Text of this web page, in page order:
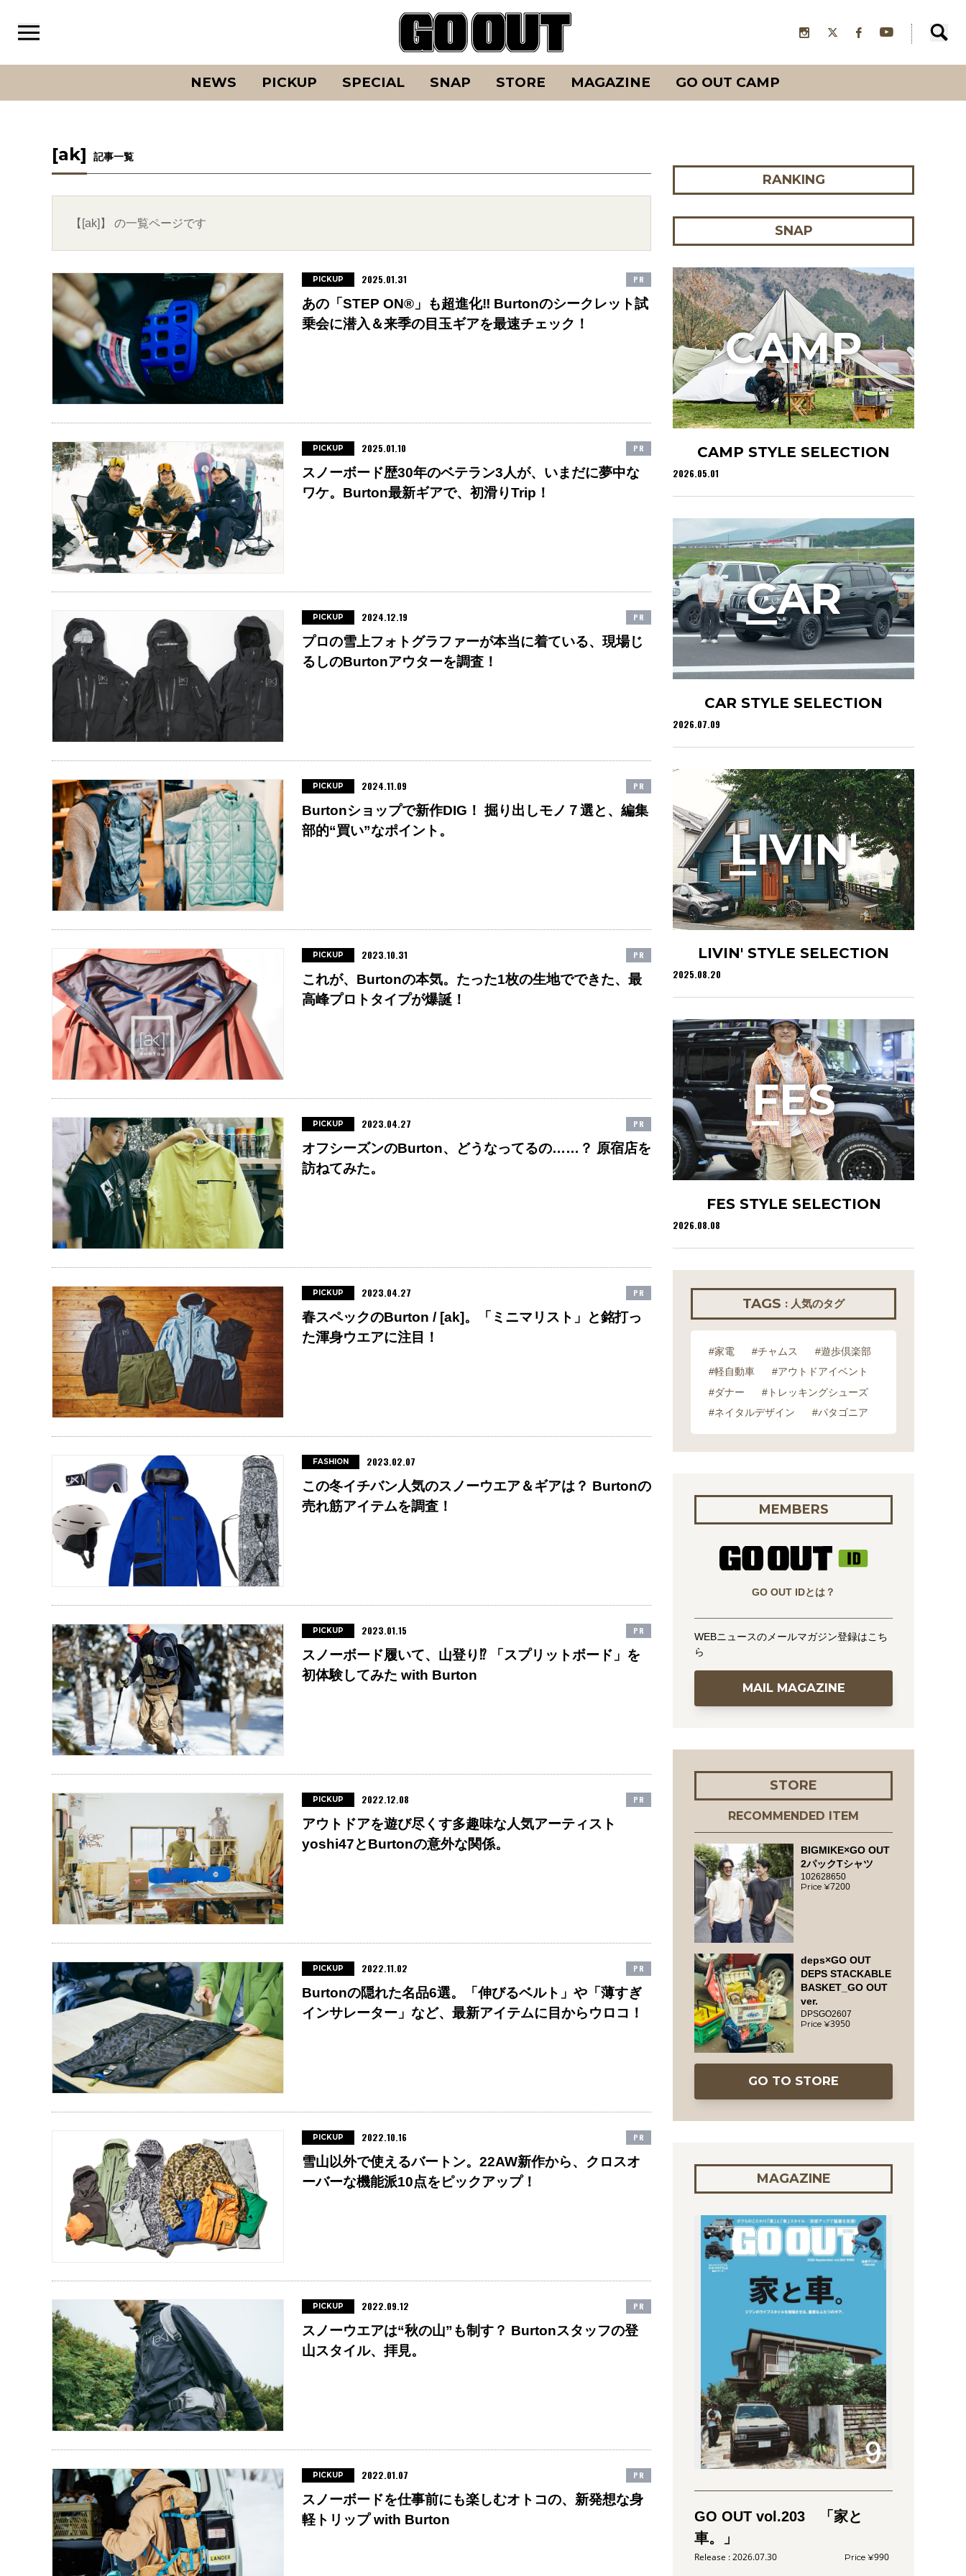
NEWS PICKUP SPECIAL SNAP STORE MAGAZINE GO OUT CAMP
[ak] 記事一覧
【[ak]】 の一覧ページです
あの「STEP ON®」も超進化‼︎ Burtonのシークレット試
乗会に潜入＆来季の目玉ギアを最速チェック！
PICKUP 2025.01.31 PR
スノーボード歴30年のベテラン3人が、いまだに夢中な
ワケ。Burton最新ギアで、初滑りTrip！
PICKUP 2025.01.10 PR
プロの雪上フォトグラファーが本当に着ている、現場じ
るしのBurtonアウターを調査！
PICKUP 2024.12.19 PR
Burtonショップで新作DIG！ 掘り出しモノ７選と、編集
部的“買い”なポイント。
PICKUP 2024.11.09 PR
これが、Burtonの本気。たった1枚の生地でできた、最
高峰プロトタイプが爆誕！
PICKUP 2023.10.31 PR
オフシーズンのBurton、どうなってるの……？ 原宿店を
訪ねてみた。
PICKUP 2023.04.27 PR
春スペックのBurton / [ak]。「ミニマリスト」と銘打っ
た渾身ウエアに注目！
PICKUP 2023.04.27 PR
この冬イチバン人気のスノーウエア＆ギアは？ Burtonの
売れ筋アイテムを調査！
FASHION 2023.02.07
スノーボード履いて、山登り⁉︎ 「スプリットボード」を
初体験してみた with Burton
PICKUP 2023.01.15 PR
アウトドアを遊び尽くす多趣味な人気アーティスト
yoshi47とBurtonの意外な関係。
PICKUP 2022.12.08 PR
Burtonの隠れた名品6選。「伸びるベルト」や「薄すぎ
インサレーター」など、最新アイテムに目からウロコ！
PICKUP 2022.11.02 PR
雪山以外で使えるバートン。22AW新作から、クロスオ
ーバーな機能派10点をピックアップ！
PICKUP 2022.10.16 PR
スノーウエアは“秋の山”も制す？ Burtonスタッフの登
山スタイル、拝見。
PICKUP 2022.09.12 PR
スノーボードを仕事前にも楽しむオトコの、新発想な身
軽トリップ with Burton
PICKUP 2022.01.07 PR
RANKING
SNAP
CAMP STYLE SELECTION
2026.05.01
CAMP
CAR STYLE SELECTION
2026.07.09
CAR
LIVIN' STYLE SELECTION
2025.08.20
LIVIN'
FES STYLE SELECTION
2026.08.08
FES
TAGS : 人気のタグ
#家電 #チャムス
#遊歩倶楽部
#軽自動車
#アウトドアイベント
#ダナー
#トレッキングシューズ
#ネイタルデザイン
#パタゴニア
MEMBERS
GO OUT IDとは？
WEBニュースのメールマガジン登録はこち
ら
MAIL MAGAZINE
STORE
RECOMMENDED ITEM
BIGMIKE×GO OUT
2パックTシャツ
102628650
7200
deps×GO OUT
DEPS STACKABLE
BASKET_GO OUT
ver.
DPSGO2607
3950
GO TO STORE
MAGAZINE
GO OUT vol.203 「家と
車。」
2026.07.30 990